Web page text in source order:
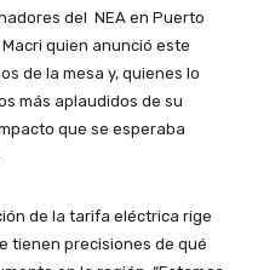
del NEA en Puerto
quien anunció este
de la mesa y, quienes lo
más aplaudidos de su
que se esperaba
de la tarifa eléctrica rige
tienen precisiones de qué